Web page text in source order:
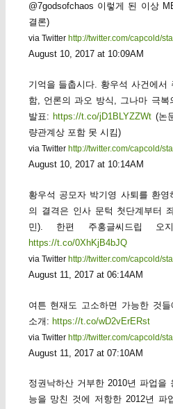
@7godsofchaos 이렇게 된 이상
결론)
via Twitter http://twitter.com/capcold/
August 10, 2017 at 10:09AM
기억을 들춥시다. 황우석 사건에서
함, 언론의 과오 방식, 그나마 극복
발표: https://t.co/jD1BLYZZWt (논
량관계상 포함 못 시킴)
via Twitter http://twitter.com/capcold/
August 10, 2017 at 10:14AM
황우석 공모자 박기영 사퇴를 환
의 결격은 인사 문턱 첫단계부터
민). 한편 주홍글씨드립 오
https://t.co/0XhKjB4bJQ
via Twitter http://twitter.com/capcold/
August 11, 2017 at 06:14AM
여튼 현재도 고소하면 가능한 것
소개: https://t.co/wD2vErERst
via Twitter http://twitter.com/capcold/
August 11, 2017 at 07:10AM
정권낙하산 거부한 2010년 파업을
능을 망친 것에 저항한 2012년 파